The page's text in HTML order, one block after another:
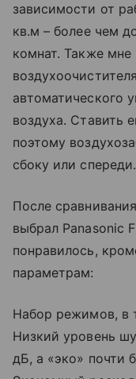
зависимости от
кв.м – более чем
комнат. Также мне
автоматического
воздуха. Ставить
поэтому
сбоку или спереди.
После
выбрал Panasonic
понравилось,
параметрам:
Набор режимов, в
Низкий уровень
дБ, а «эко» почти